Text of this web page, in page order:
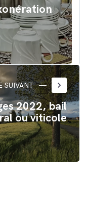
SUIVANT keyboard_arrow_right
2022, bail
ou viticole